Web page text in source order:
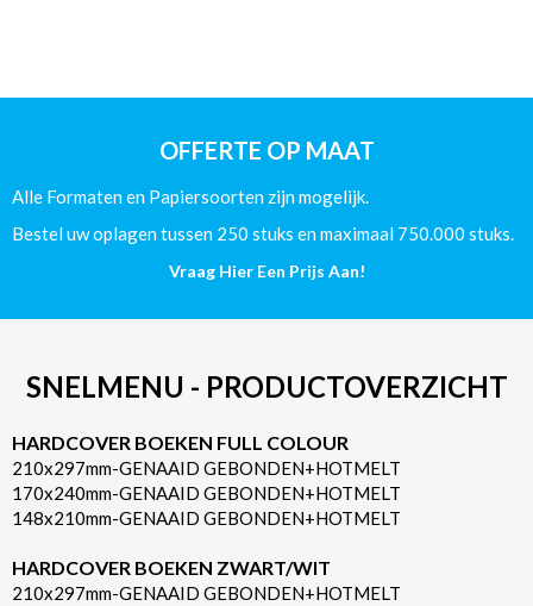
OFFERTE OP MAAT
Alle Formaten en Papiersoorten zijn mogelijk.
Bestel uw oplagen tussen 250 stuks en maximaal 750.000 stuks.
Vraag Hier Een Prijs Aan!
SNELMENU - PRODUCTOVERZICHT
HARDCOVER BOEKEN FULL COLOUR
210x297mm-GENAAID GEBONDEN+HOTMELT
170x240mm-GENAAID GEBONDEN+HOTMELT
148x210mm-GENAAID GEBONDEN+HOTMELT
HARDCOVER BOEKEN ZWART/WIT
210x297mm-GENAAID GEBONDEN+HOTMELT